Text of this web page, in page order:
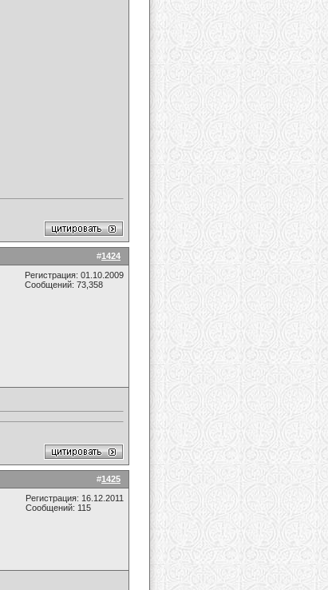
#1424
Регистрация: 01.10.2009
Сообщений: 73,358
#1425
Регистрация: 16.12.2011
Сообщений: 115